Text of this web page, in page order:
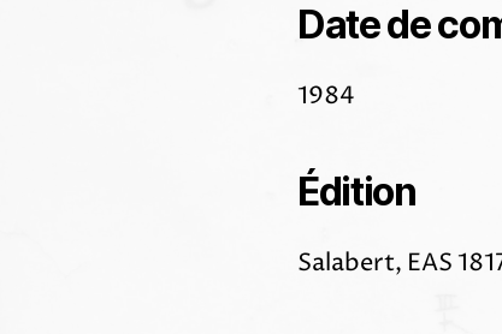
Date de
1984
Édition
Salabert, EAS